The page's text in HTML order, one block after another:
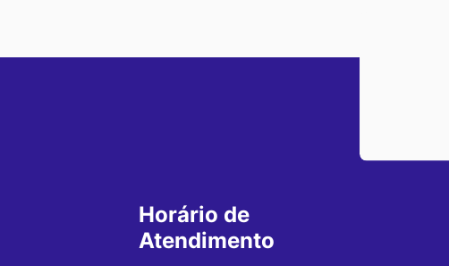
Horário de
Atendimento